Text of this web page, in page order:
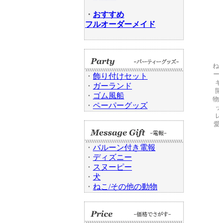
・ おすすめ
フルオーダーメイド
・ 飾り付けセット
・ ガーランド
・ ゴム風船
・ ペーパーグッズ
・ バルーン付き電報
・ ディズニー
・ スヌーピー
・ 犬
・ ねこ/その他の動物